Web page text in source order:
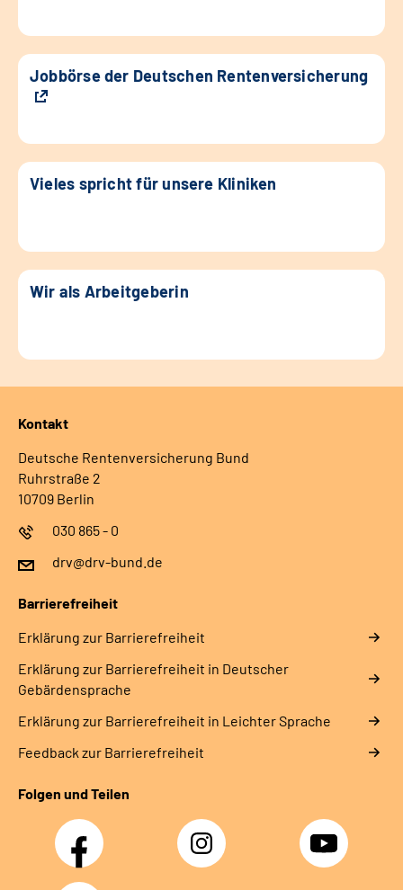
Jobbörse der Deutschen Rentenversicherung
Vieles spricht für unsere Kliniken
Wir als Arbeitgeberin
Kontakt
Deutsche Rentenversicherung Bund
Ruhrstraße 2
10709 Berlin
030 865 - 0
drv@drv-bund.de
Barrierefreiheit
Erklärung zur Barrierefreiheit
Erklärung zur Barrierefreiheit in Deutscher
Gebärdensprache
Erklärung zur Barrierefreiheit in Leichter Sprache
Feedback zur Barrierefreiheit
Folgen und Teilen
Facebook Instagram YouTube